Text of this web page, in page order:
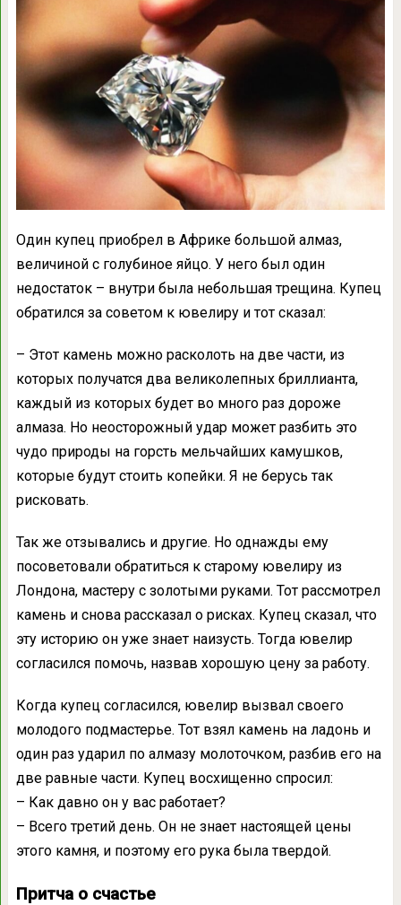
Один купец приобрел в Африке большой алмаз,
величиной с голубиное яйцо. У него был один
недостаток – внутри была небольшая трещина. Купец
обратился за советом к ювелиру и тот сказал:
– Этот камень можно расколоть на две части, из
которых получатся два великолепных бриллианта,
каждый из которых будет во много раз дороже
алмаза. Но неосторожный удар может разбить это
чудо природы на горсть мельчайших камушков,
которые будут стоить копейки. Я не берусь так
рисковать.
Так же отзывались и другие. Но однажды ему
посоветовали обратиться к старому ювелиру из
Лондона, мастеру с золотыми руками. Тот рассмотрел
камень и снова рассказал о рисках. Купец сказал, что
эту историю он уже знает наизусть. Тогда ювелир
согласился помочь, назвав хорошую цену за работу.
Когда купец согласился, ювелир вызвал своего
молодого подмастерье. Тот взял камень на ладонь и
один раз ударил по алмазу молоточком, разбив его на
две равные части. Купец восхищенно спросил:
– Как давно он у вас работает?
– Всего третий день. Он не знает настоящей цены
этого камня, и поэтому его рука была твердой.
Притча о счастье